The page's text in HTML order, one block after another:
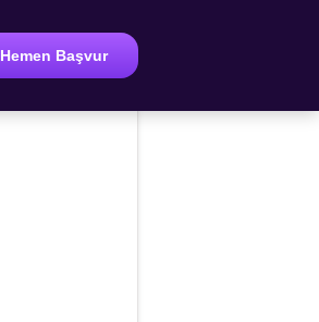
Hemen Başvur